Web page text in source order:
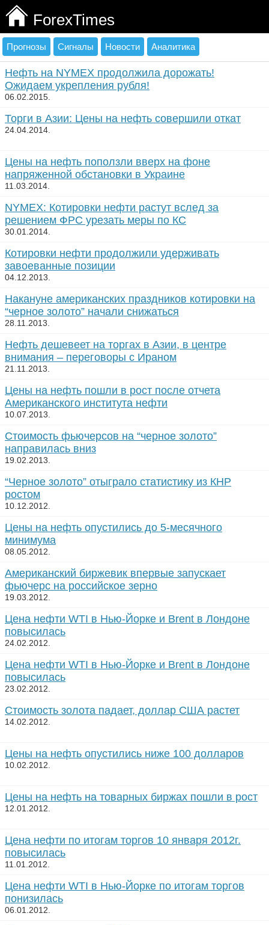
ForexTimes
Прогнозы Сигналы Новости Аналитика
Нефть на NYMEX продолжила дорожать!
Ожидаем укрепления рубля!
06.02.2015.
Торги в Азии: Цены на нефть совершили откат
24.04.2014.
Цены на нефть поползли вверх на фоне
напряженной обстановки в Украине
11.03.2014.
NYMEX: Котировки нефти растут вслед за
решением ФРС урезать меры по КС
30.01.2014.
Котировки нефти продолжили удерживать
завоеванные позиции
04.12.2013.
Накануне американских праздников котировки на
“черное золото” начали снижаться
28.11.2013.
Нефть дешевеет на торгах в Азии, в центре
внимания – переговоры с Ираном
21.11.2013.
Цены на нефть пошли в рост после отчета
Американского института нефти
10.07.2013.
Стоимость фьючерсов на “черное золото”
направилась вниз
19.02.2013.
“Черное золото” отыграло статистику из КНР
ростом
10.12.2012.
Цены на нефть опустились до 5-месячного
минимума
08.05.2012.
Американский биржевик впервые запускает
фьючерс на российское зерно
19.03.2012.
Цена нефти WTI в Нью-Йорке и Brent в Лондоне
повысилась
24.02.2012.
Цена нефти WTI в Нью-Йорке и Brent в Лондоне
повысилась
23.02.2012.
Стоимость золота падает, доллар США растет
14.02.2012.
Цены на нефть опустились ниже 100 долларов
10.02.2012.
Цены на нефть на товарных биржах пошли в рост
12.01.2012.
Цена нефти по итогам торгов 10 января 2012г.
повысилась
11.01.2012.
Цена нефти WTI в Нью-Йорке по итогам торгов
понизилась
06.01.2012.